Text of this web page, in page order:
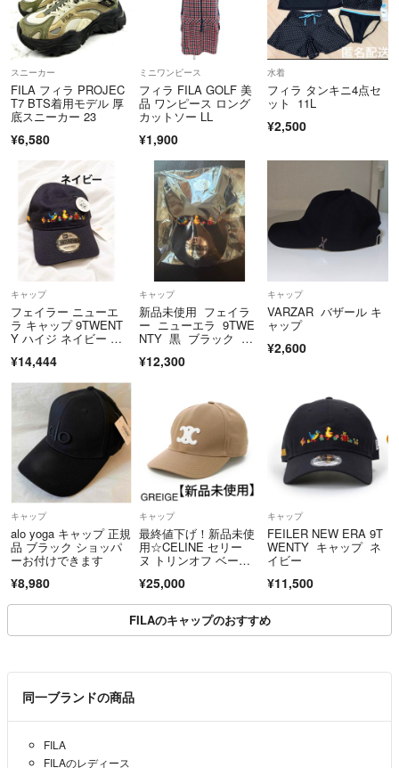
スニーカー
FILA フィラ PROJEC
T7 BTS着用モデル 厚
底スニーカー 23
¥6,580
ミニワンピース
フィラ FILA GOLF 美
品 ワンピース ロング
カットソー LL
¥1,900
水着
フィラ タンキニ4点セ
ット 11L
¥2,500
キャップ
フェイラー ニューエ
ラ キャップ 9TWENT
Y ハイジ ネイビー 帽
¥14,444
キャップ
新品未使用 フェイラ
ー ニューエラ 9TWE
NTY 黒 ブラック 未
¥12,300
キャップ
VARZAR バザール キ
ャップ
¥2,600
キャップ
alo yoga キャップ 正規
品 ブラック ショッパ
ーお付けできます
¥8,980
キャップ
最終値下げ！新品未使
用☆CELINE セリー
ヌ トリンオフ ベース
ュM 男女兼用
¥25,000
キャップ
FEILER NEW ERA 9T
WENTY キャップ ネ
イビー
¥11,500
FILAのキャップのおすすめ
同一ブランドの商品
FILA
FILAのレディース